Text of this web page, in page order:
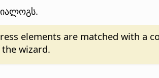
elements are matched with a
wizard.